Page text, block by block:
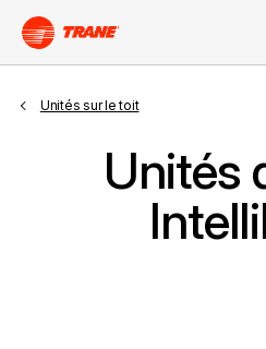
Unités sur le toit
Unités